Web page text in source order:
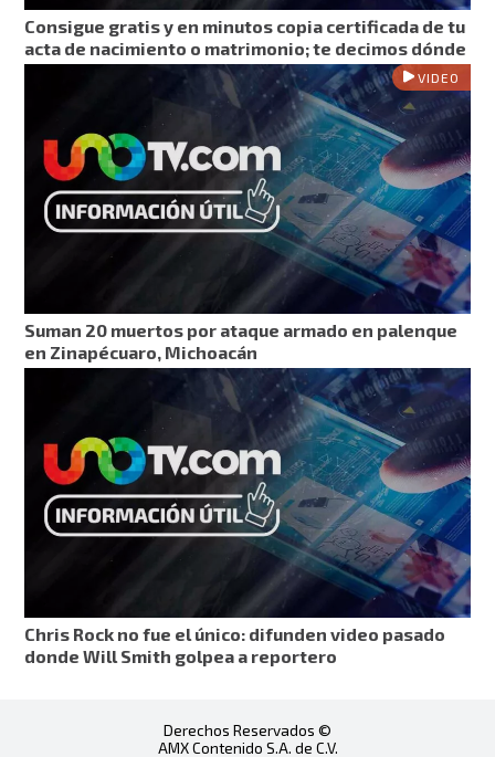
Consigue gratis y en minutos copia certificada de tu
acta de nacimiento o matrimonio; te decimos dónde
VIDEO
Suman 20 muertos por ataque armado en palenque
en Zinapécuaro, Michoacán
Chris Rock no fue el único: difunden video pasado
donde Will Smith golpea a reportero
Derechos Reservados ©
AMX Contenido S.A. de C.V.